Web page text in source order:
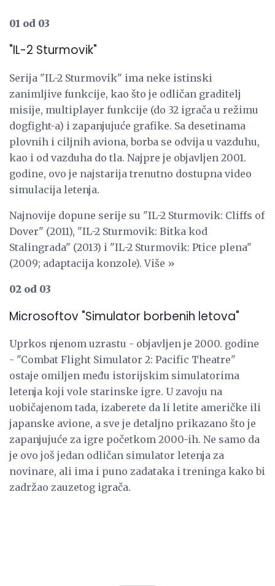
01 od 03
"IL-2 Sturmovik"
Serija "IL-2 Sturmovik" ima neke istinski
zanimljive funkcije, kao što je odličan graditelj
misije, multiplayer funkcije (do 32 igrača u režimu
dogfight-a) i zapanjujuće grafike. Sa desetinama
plovnih i ciljnih aviona, borba se odvija u vazduhu,
kao i od vazduha do tla. Najpre je objavljen 2001.
godine, ovo je najstarija trenutno dostupna video
simulacija letenja.
Najnovije dopune serije su "IL-2 Sturmovik: Cliffs of
Dover" (2011), "IL-2 Sturmovik: Bitka kod
Stalingrada" (2013) i "IL-2 Sturmovik: Ptice plena"
(2009; adaptacija konzole). Više »
02 od 03
Microsoftov "Simulator borbenih letova"
Uprkos njenom uzrastu - objavljen je 2000. godine
- "Combat Flight Simulator 2: Pacific Theatre"
ostaje omiljen među istorijskim simulatorima
letenja koji vole starinske igre. U zavoju na
uobičajenom tada, izaberete da li letite američke ili
japanske avione, a sve je detaljno prikazano što je
zapanjujuće za igre početkom 2000-ih. Ne samo da
je ovo još jedan odličan simulator letenja za
novinare, ali ima i puno zadataka i treninga kako bi
zadržao zauzetog igrača.